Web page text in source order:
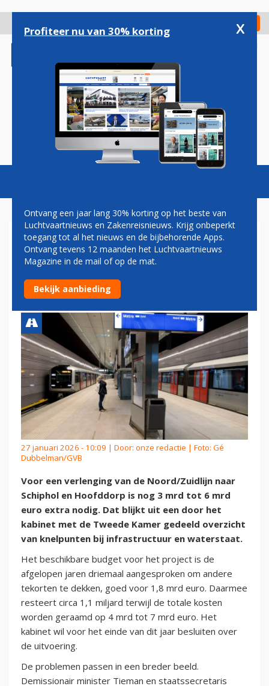
gaan
Check in
Magazine Podcasts Vacatures
MILJARDEN EXTRA NODIG
VOOR METRO NAAR
SCHIPHOL
27 januari 2026 - 10:09 | Door: onze redactie | Foto: Gé
Dubbelman/GVB
Voor een verlenging van de Noord/Zuidlijn naar
Schiphol en Hoofddorp is nog 3 mrd tot 6 mrd
euro extra nodig. Dat blijkt uit een door het
kabinet met de Tweede Kamer gedeeld overzicht
van knelpunten bij infrastructuur en waterstaat.
Het beschikbare budget voor het project is de
afgelopen jaren driemaal aangesproken om andere
tekorten te dekken, goed voor 1,8 mrd euro. Daarmee
resteert circa 1,1 miljard terwijl de totale kosten
worden geraamd op 4 mrd tot 7 mrd euro. Het
kabinet wil voor het einde van dit jaar besluiten over
de uitvoering.
De problemen passen in een breder beeld.
Demissionair minister Tieman en staatssecretaris
Profiteer nu van 30% korting x
Ontvang een jaar lang 30% korting op het beste van
Luchtvaartnieuws en Zakenreisnieuws. Krijg onbeperkt
toegang tot al het nieuws en de bijbehorende Apps.
Ontvang tevens 12 maanden het Luchtvaartnieuws
Magazine in de mail of op de mat.
Bekijk aanbieding